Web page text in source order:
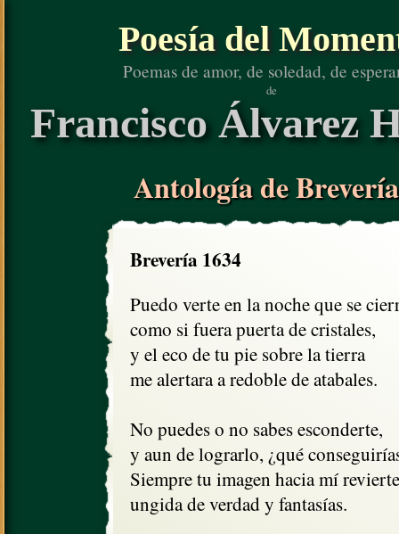
Poesía del
Poemas de amor, de soledad, de
de
Francisco Álvarez
Antología de
Brevería 1634
Puedo verte en la noche que se
como si fuera puerta de cristales,
y el eco de tu pie sobre la tierra
me alertara a redoble de atabales.
No puedes o no sabes esconderte,
y aun de lograrlo, ¿qué
Siempre tu imagen hacia mí revierte
ungida de verdad y fantasías.